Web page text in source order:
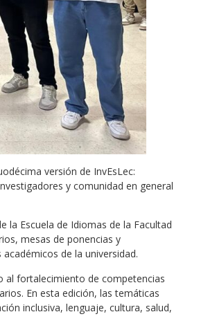
versión de InvEsLec:
y comunidad en general
la Escuela de Idiomas de la Facultad
mesas de ponencias y
de la universidad.
al fortalecimiento de competencias
En esta edición, las temáticas
inclusiva, lenguaje, cultura, salud,